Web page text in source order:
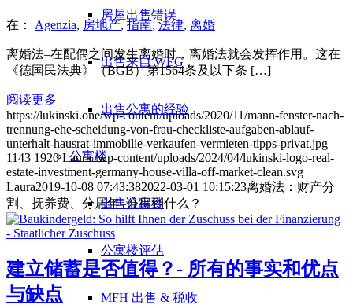
房屋出售错误
出售来自 WEG
出售公寓的经验
公寓楼
出售公寓楼
公寓楼评估
MFH 出售 & 税收
在： Agenzia, 房地产,指南,法律, 离婚
离婚法–在配偶之间发生离婚时，离婚法就会发挥作用。这在
《德国民法典》（BGB）第1564条及以下条 […]
阅读更多
https://lukinski.one/wp-content/uploads/2020/11/mann-fenster-nach-
trennung-ehe-scheidung-von-frau-checkliste-aufgaben-ablauf-
unterhalt-hausrat-immobilie-verkaufen-vermieten-tipps-privat.jpg
1143 1920 Laura /wp-content/uploads/2024/04/lukinski-logo-real-
estate-investment-germany-house-villa-off-market-clean.svg
Laura2019-10-08 07:43:382022-03-01 10:15:23离婚法：财产分
割、抚养费、分居年–谁得到什么？
建立储蓄是否值得？- 所有的事实和优点
与缺点